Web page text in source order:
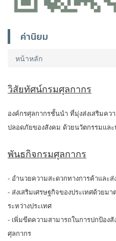
ค่านิยม
หน้าหลัก
วิสัยทัศน์กรมศุลกากร
องค์กรศุลกากรชั้นนำ ที่มุ่งส่งเสริมคว
ปลอดภัยของสังคม ด้วยนวัตกรรมและ
พันธกิจกรมศุลกากร
- อำนวยความสะดวกทางการค้าและส่
- ส่งเสริมเศรษฐกิจของประเทศด้วยม
ระหว่างประเทศ
- เพิ่มขีดความสามารถในการปกป้อง
ศุลกากร